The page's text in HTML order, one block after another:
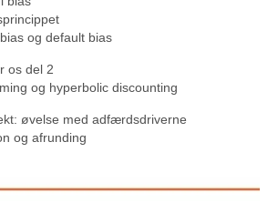
og default bias
os del 2
og hyperbolic discounting
øvelse med adfærdsdriverne
og afrunding